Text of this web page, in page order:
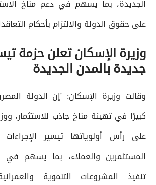
الجديدة، بما يسهم في دعم مناخ
على حقوق الدولة والالتزام بأحكام
وزيرة الإسكان تعلن حزمة
جديدة بالمدن الجديدة
وقالت وزيرة الإسكان: 'إن الدولة
كبيرًا في تهيئة مناخ جاذب للاستثمار،
على رأس أولوياتها تيسير
المستثمرين والعملاء، بما يسهم في
تنفيذ المشروعات التنموية